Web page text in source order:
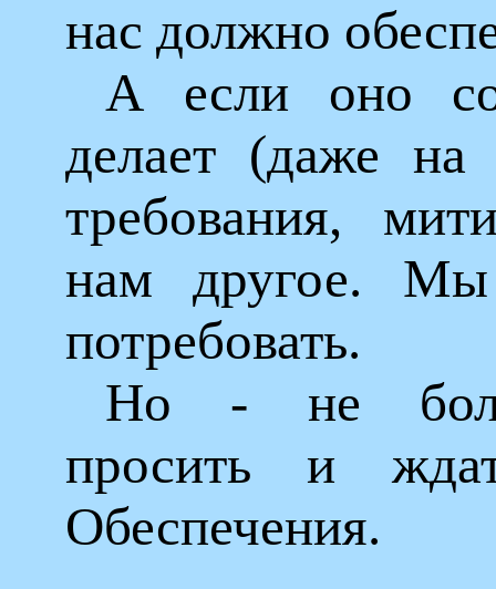
нас должно
А если оно
делает (даже
требования,
нам другое.
потребовать.
Но - не
просить и
Обеспечения.